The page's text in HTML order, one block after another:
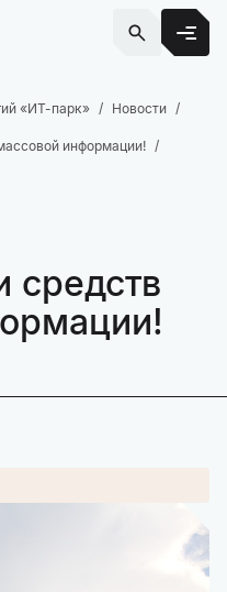
«ИТ-парк»
Новости
информации!
средств